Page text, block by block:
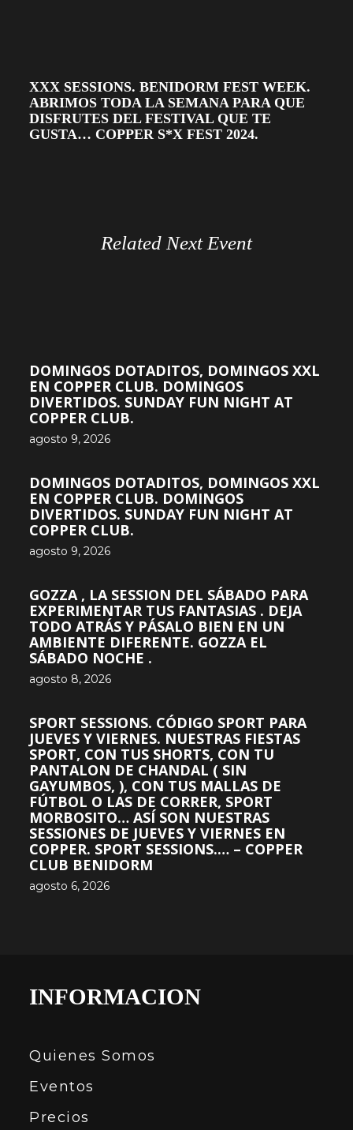
XXX SESSIONS. BENIDORM FEST WEEK.
ABRIMOS TODA LA SEMANA PARA QUE
DISFRUTES DEL FESTIVAL QUE TE
GUSTA… COPPER S*X FEST 2024.
Related Next Event
DOMINGOS DOTADITOS, DOMINGOS XXL
EN COPPER CLUB. DOMINGOS
DIVERTIDOS. SUNDAY FUN NIGHT AT
COPPER CLUB.
agosto 9, 2026
DOMINGOS DOTADITOS, DOMINGOS XXL
EN COPPER CLUB. DOMINGOS
DIVERTIDOS. SUNDAY FUN NIGHT AT
COPPER CLUB.
agosto 9, 2026
GOZZA , LA SESSION DEL SÁBADO PARA
EXPERIMENTAR TUS FANTASIAS . DEJA
TODO ATRÁS Y PÁSALO BIEN EN UN
AMBIENTE DIFERENTE. GOZZA EL
SÁBADO NOCHE .
agosto 8, 2026
SPORT SESSIONS. CÓDIGO SPORT PARA
JUEVES Y VIERNES. NUESTRAS FIESTAS
SPORT, CON TUS SHORTS, CON TU
PANTALON DE CHANDAL ( SIN
GAYUMBOS, ), CON TUS MALLAS DE
FÚTBOL O LAS DE CORRER, SPORT
MORBOSITO… ASÍ SON NUESTRAS
SESSIONES DE JUEVES Y VIERNES EN
COPPER. SPORT SESSIONS.… – COPPER
CLUB BENIDORM
agosto 6, 2026
INFORMACION
Quienes Somos
Eventos
Precios